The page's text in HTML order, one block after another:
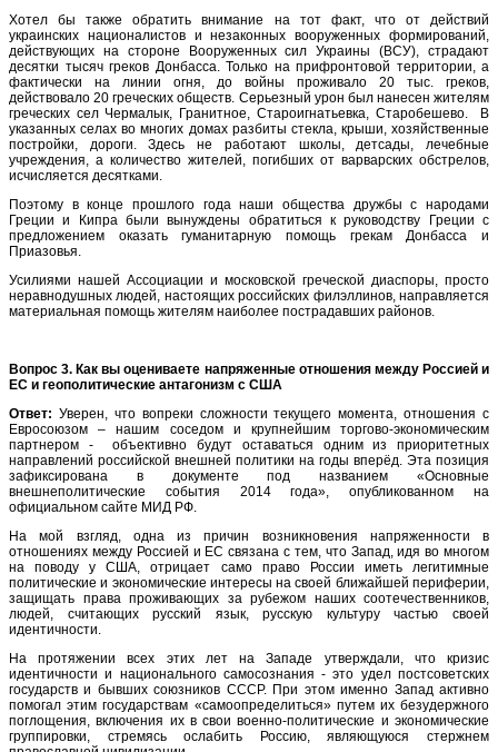
Хотел бы также обратить внимание на тот факт, что от действий
украинских националистов и незаконных вооруженных формирований,
действующих на стороне Вооруженных сил Украины (ВСУ), страдают
десятки тысяч греков Донбасса. Только на прифронтовой территории, а
фактически на линии огня, до войны проживало 20 тыс. греков,
действовало 20 греческих обществ. Серьезный урон был нанесен жителям
греческих сел Чермалык, Гранитное, Староигнатьевка, Старобешево. В
указанных селах во многих домах разбиты стекла, крыши, хозяйственные
постройки, дороги. Здесь не работают школы, детсады, лечебные
учреждения, а количество жителей, погибших от варварских обстрелов,
исчисляется десятками.
Поэтому в конце прошлого года наши общества дружбы с народами
Греции и Кипра были вынуждены обратиться к руководству Греции с
предложением оказать гуманитарную помощь грекам Донбасса и
Приазовья.
Усилиями нашей Ассоциации и московской греческой диаспоры, просто
неравнодушных людей, настоящих российских филэллинов, направляется
материальная помощь жителям наиболее пострадавших районов.
Вопрос 3. Как вы оцениваете напряженные отношения между Россией и
ЕС и геополитические антагонизм с США
Ответ: Уверен, что вопреки сложности текущего момента, отношения с
Евросоюзом – нашим соседом и крупнейшим торгово-экономическим
партнером - объективно будут оставаться одним из приоритетных
направлений российской внешней политики на годы вперёд. Эта позиция
зафиксирована в документе под названием «Основные
внешнеполитические события 2014 года», опубликованном на
официальном сайте МИД РФ.
На мой взгляд, одна из причин возникновения напряженности в
отношениях между Россией и ЕС связана с тем, что Запад, идя во многом
на поводу у США, отрицает само право России иметь легитимные
политические и экономические интересы на своей ближайшей периферии,
защищать права проживающих за рубежом наших соотечественников,
людей, считающих русский язык, русскую культуру частью своей
идентичности.
На протяжении всех этих лет на Западе утверждали, что кризис
идентичности и национального самосознания - это удел постсоветских
государств и бывших союзников СССР. При этом именно Запад активно
помогал этим государствам «самоопределиться» путем их безудержного
поглощения, включения их в свои военно-политические и экономические
группировки, стремясь ослабить Россию, являющуюся стержнем